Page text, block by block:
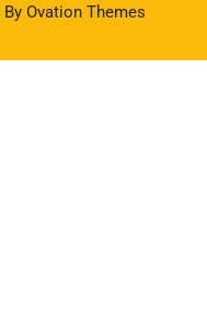
By Ovation Themes